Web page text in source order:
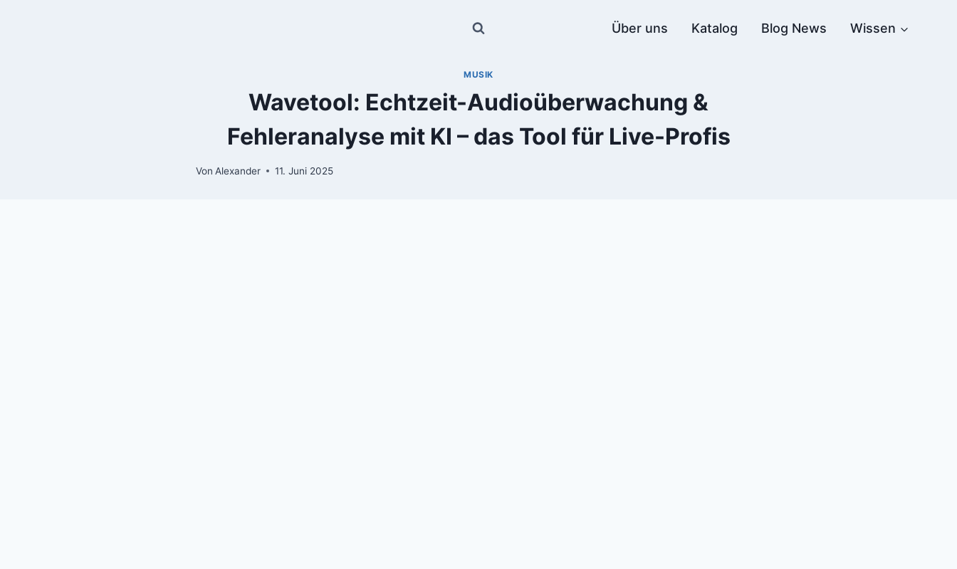
Über uns Katalog Blog News Wissen
MUSIK
Wavetool: Echtzeit-Audioüberwachung &
Fehleranalyse mit KI – das Tool für Live-Profis
Von Alexander 11. Juni 2025